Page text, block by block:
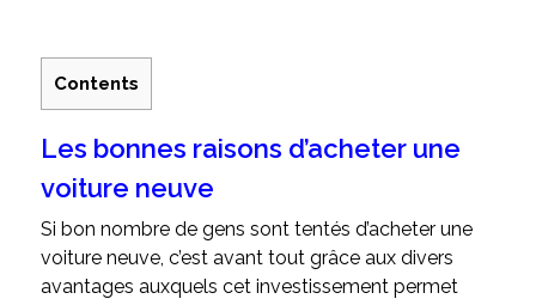
Contents
Les bonnes raisons d’acheter une
voiture neuve
Si bon nombre de gens sont tentés d’acheter une
voiture neuve, c’est avant tout grâce aux divers
avantages auxquels cet investissement permet